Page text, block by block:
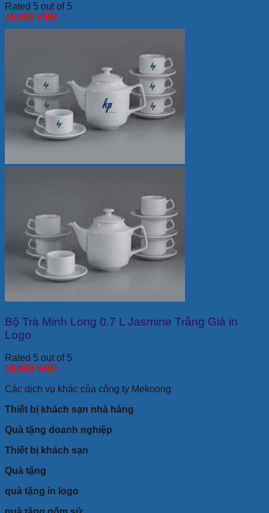
Rated 5 out of 5
15,000 VNĐ
Bộ Trà Minh Long 0.7 L Jasmine Trắng Giá in
Logo
Rated 5 out of 5
18,000 VNĐ
Các dịch vụ khác của công ty Mekoong
Thiết bị khách sạn nhà hàng
Quà tặng doanh nghiệp
Thiết bị khách sạn
Quà tặng
quà tặng in logo